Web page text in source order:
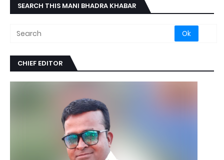
SEARCH THIS MANI BHADRA KHABAR
CHIEF EDITOR